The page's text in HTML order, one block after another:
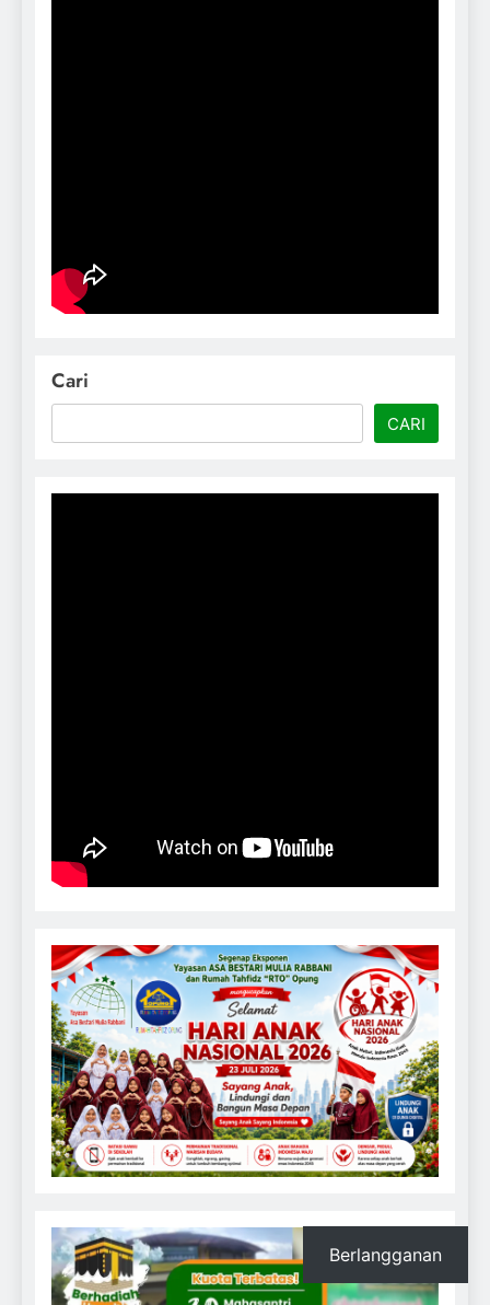
Cari
CARI
Berlangganan